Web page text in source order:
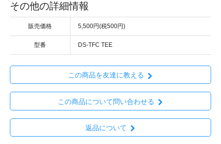
その他の詳細情報
販売価格 5,500円(税500円)
型番 DS-TFC TEE
この商品を友達に教える
この商品について問い合わせる
返品について